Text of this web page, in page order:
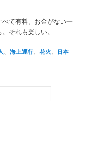
て有料。お金がない一
それも楽しい。
、海上運行、花火
日本